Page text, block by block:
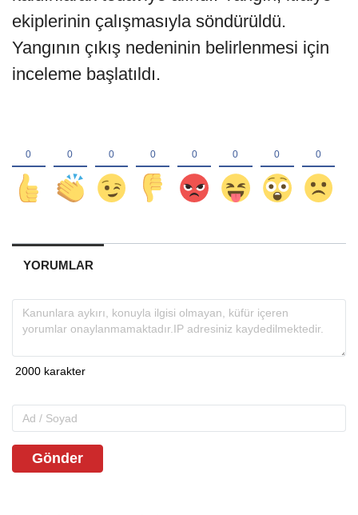
ekiplerinin çalışmasıyla söndürüldü.
Yangının çıkış nedeninin belirlenmesi için
inceleme başlatıldı.
YORUMLAR
Gönder